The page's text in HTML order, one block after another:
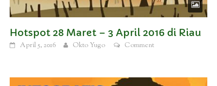
Hotspot 28 Maret – 3 April 2016 di Riau
April 5, 2016 Okto Yugo Comment